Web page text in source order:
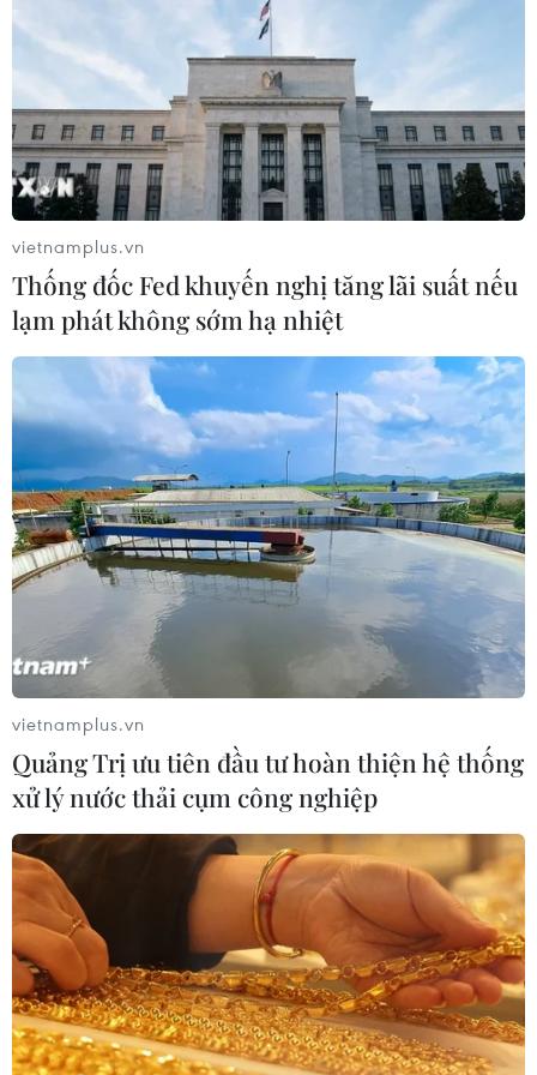
công dân Pháp vì tội gia nhập tổ chức "Nhà nước Hồi
giáo" (IS) tự xưng, nâng tổng số công dân Pháp chịu
mức án tương tự tại Iraq lên 9 người.
Tòa án Iraq tiếp tục tuyên án tử hình thêm
2 công dân Pháp
Một tòa án ở Baghdad ngày 3/6 đã tuyên án tử hình
đối với 2 công dân Pháp, bị buộc tội gia nhập tổ chức
Nhà nước Hồi giáo (IS) tự xưng.
vietnamplus.vn
Thống đốc Fed khuyến nghị tăng lãi suất nếu
lạm phát không sớm hạ nhiệt
vietnamplus.vn
Quảng Trị ưu tiên đầu tư hoàn thiện hệ thống
xử lý nước thải cụm công nghiệp